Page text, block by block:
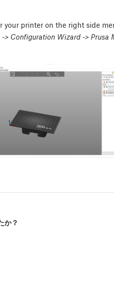
printer on the right side
> Configuration Wizard -> Prusa
か？